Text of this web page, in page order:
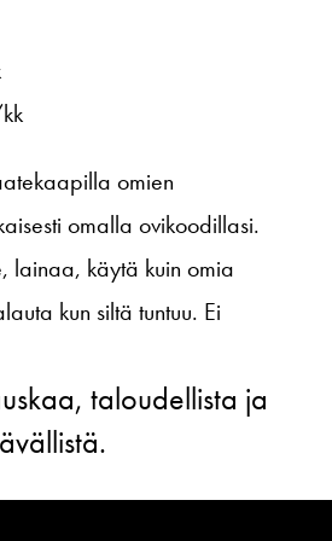
omien
omalla ovikoodillasi.
lainaa, käytä kuin omia
kun siltä tuntuu. Ei
taloudellista ja